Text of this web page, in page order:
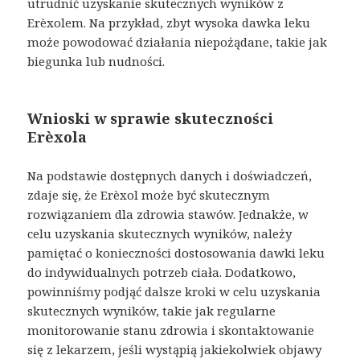
Erèxolem. Na przykład, zbyt wysoka dawka leku
może powodować działania niepożądane, takie jak
biegunka lub nudności.
Wnioski w sprawie skuteczności
Erèxola
Na podstawie dostępnych danych i doświadczeń,
zdaje się, że Erèxol może być skutecznym
rozwiązaniem dla zdrowia stawów. Jednakże, w
celu uzyskania skutecznych wyników, należy
pamiętać o konieczności dostosowania dawki leku
do indywidualnych potrzeb ciała. Dodatkowo,
powinniśmy podjąć dalsze kroki w celu uzyskania
skutecznych wyników, takie jak regularne
monitorowanie stanu zdrowia i skontaktowanie
się z lekarzem, jeśli wystąpią jakiekolwiek objawy